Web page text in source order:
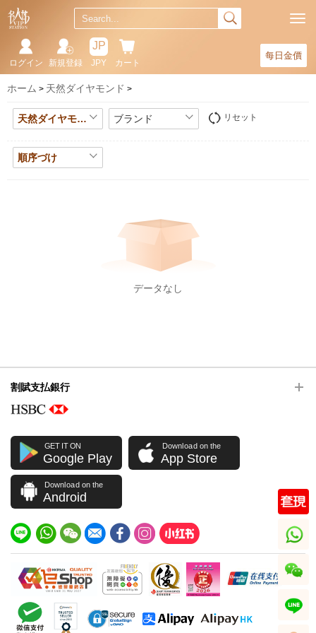
每日金價
カート
JP
JPY
新規登録
ログイン
ホーム 天然ダイヤモンド
天然ダイヤモンド ブランド リセット
順序づけ
データなし
割賦支払銀行
GET IT ON
Google Play
Download on the
App Store
Download on the
Android
whatsapp